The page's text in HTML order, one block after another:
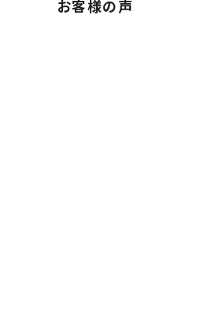
お客様の声